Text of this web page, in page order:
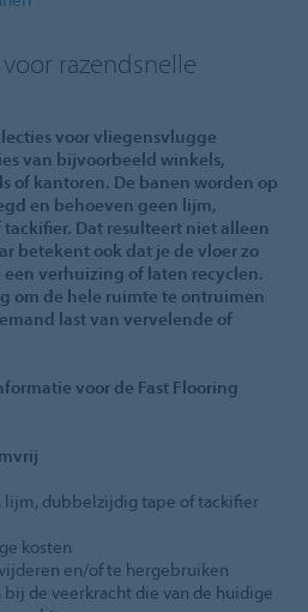
razendsnelle
voor vliegensvlugge
van bijvoorbeeld winkels,
of kantoren. De banen worden op
en behoeven geen lijm,
Dat resulteert niet alleen
betekent ook dat je de vloer zo
verhuizing of laten recyclen.
om de hele ruimte te ontruimen
last van vervelende of
voor de Fast Flooring
lijm, dubbelzijdig tape of tackifier
kosten
en/of te hergebruiken
de veerkracht die van de huidige